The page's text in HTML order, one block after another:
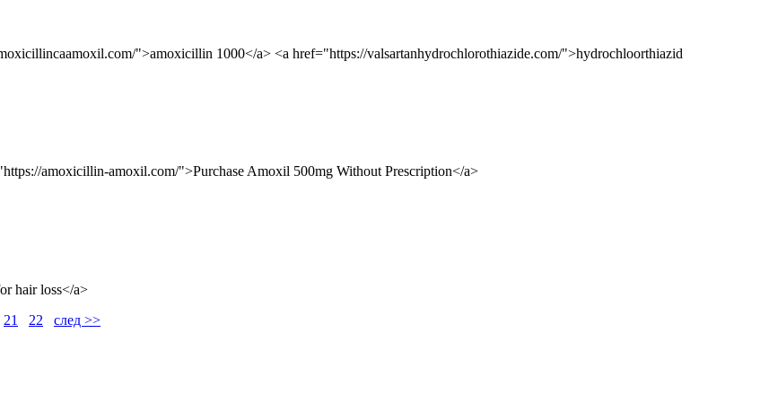
">amoxicillin 1000</a> <a href="https://valsartanhydrochlorothiazide.com/">hydrochloorthiazid
amoxicillin-amoxil.com/">Purchase Amoxil 500mg Without Prescription</a>
hair loss</a>
21 22 след >>